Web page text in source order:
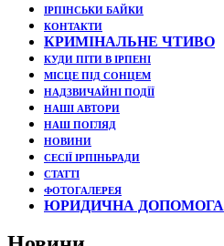
ІРПІНСЬКИ БАЙКИ
КОНТАКТИ
КРИМІНАЛЬНЕ ЧТИВО
КУДИ ПІТИ В ІРПЕНІ
МІСЦЕ ПІД СОНЦЕМ
НАДЗВИЧАЙНІ ПОДЇЇ
НАШІ АВТОРИ
НАШ ПОГЛЯД
НОВИНИ
СЕСІЇ ІРПІНЬРАДИ
СТАТТІ
ФОТОГАЛЕРЕЯ
ЮРИДИЧНА ДОПОМОГА